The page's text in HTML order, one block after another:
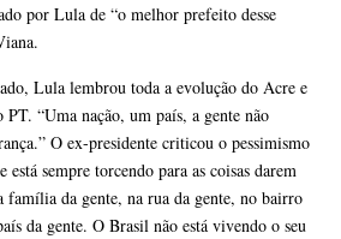
por Lula de “o melhor prefeito desse
Lula lembrou toda a evolução do Acre e
“Uma nação, um país, a gente não
O ex-presidente criticou o pessimismo
está sempre torcendo para as coisas darem
família da gente, na rua da gente, no bairro
da gente. O Brasil não está vivendo o seu